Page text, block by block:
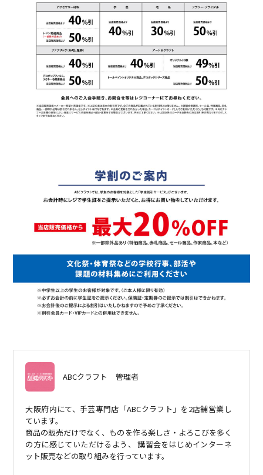
ABCクラフト 管理者
大阪府内にて、手芸専門店「ABCクラフト」を2店舗営業し
ています。
商品の販売だけでなく、ものを作る楽しさ・よろこびを多く
の方に感じていただけるよう、 講習会をはじめインターネ
ット販売などの取り組みを行っています。